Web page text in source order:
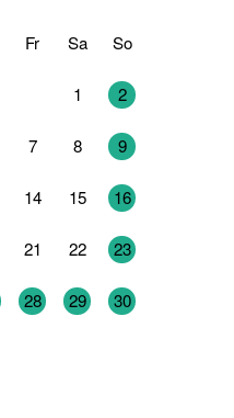
Fr Sa So
1 2
7 8 9
14 15 16
21 22 23
28 29 30